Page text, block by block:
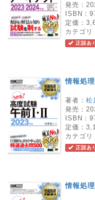
発売：
ISBN：
定価：
カテゴリ
正誤あ
情報処
著者： 松
発売：
ISBN：
定価：
カテゴリ
正誤あ
情報処